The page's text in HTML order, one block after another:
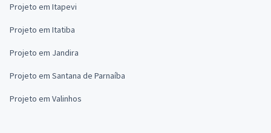
Projeto em Itapevi
Projeto em Itatiba
Projeto em Jandira
Projeto em Santana de Parnaíba
Projeto em Valinhos